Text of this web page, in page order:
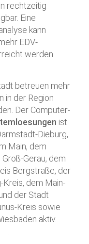
rechtzeitig
Eine
kann
EDV-
werden
betreuen mehr
in der Region
Der Computer-
ist
Dieburg,
Main, dem
Gerau, dem
Bergstraße, der
Kreis, dem Main-
der Stadt
Kreis sowie
aktiv.